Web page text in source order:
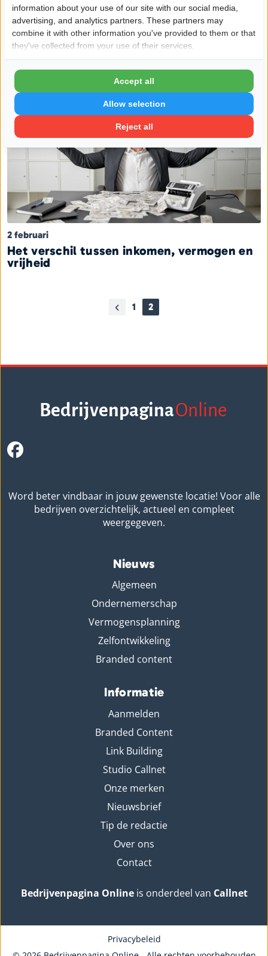
17 februari
Wat verandert er in vermogensplanning
door veranderende belastingregels?
2 februari
Het verschil tussen inkomen, vermogen en
vrijheid
1 2
BedrijvenpaginaOnline
Word beter vindbaar in jouw gewenste locatie! Voor alle
bedrijven overzichtelijk, actueel en compleet
weergegeven.
Nieuws
Algemeen
Ondernemerschap
Vermogensplanning
Zelfontwikkeling
Branded content
Informatie
Aanmelden
Branded Content
Link Building
Studio Callnet
Onze merken
Nieuwsbrief
Tip de redactie
Over ons
Contact
Bedrijvenpagina Onlineis onderdeel van Callnet
Privacybeleid
information about your use of our site with our social media,
advertising, and analytics partners. These partners may
combine it with other information you've provided to them or that
they've collected from your use of their services.
Reject all
Allow selection
Accept all